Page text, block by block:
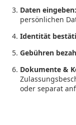
Daten eingeben:
persönlichen
Identität
Gebühren
Dokumente &
oder separat